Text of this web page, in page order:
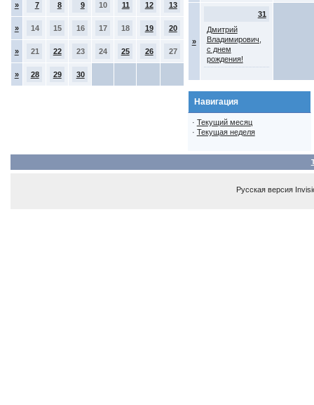
» 7 8 9 10 11 12 13
» 14 15 16 17 18 19 20
» 21 22 23 24 25 26 27
» 28 29 30
»
31
Дмитрий
Владимирович,
с днем
рождения!
Навигация
· Текущий месяц
· Текущая неделя
Русская версия